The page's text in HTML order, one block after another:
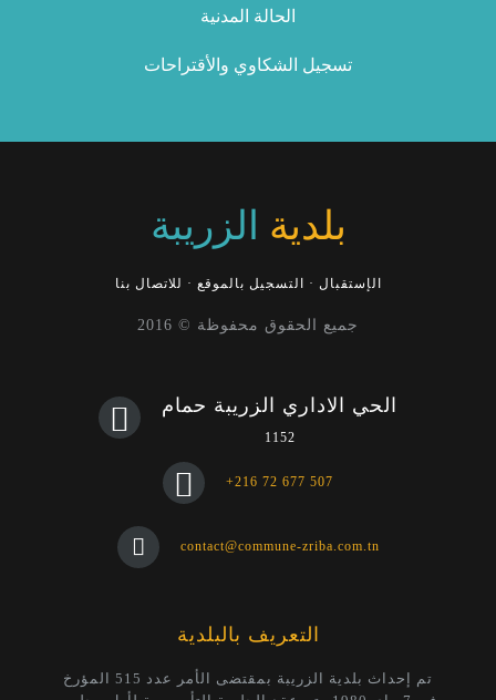
الحالة المدنية
تسجيل الشكاوي والأقتراحات
بلدية الزريبة
للاتصال بنا · التسجيل بالموقع · الإستقبال
جميع الحقوق محفوظة © 2016
الحي الاداري الزريبة حمام
1152
+216 72 677 507
contact@commune-zriba.com.tn
التعريف بالبلدية
تم إحداث بلدية الزريبة بمقتضى الأمر عدد 515 المؤرخ